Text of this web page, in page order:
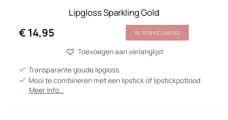
Lipgloss Sparkling Gold
€ 14,95 IN WINKELMAND
Toevoegen aan verlanglijst
Transparante goude lipgloss
Mooi te combineren met een lipstick of lipstickpotlood
Meer info...